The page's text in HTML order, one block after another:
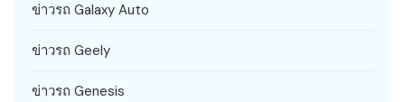
ข่าวรถ Galaxy Auto
ข่าวรถ Geely
ข่าวรถ Genesis